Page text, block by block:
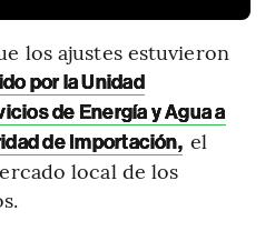
los ajustes estuvieron
por la Unidad
de Energía y Agua a
de Importación, el
local de los